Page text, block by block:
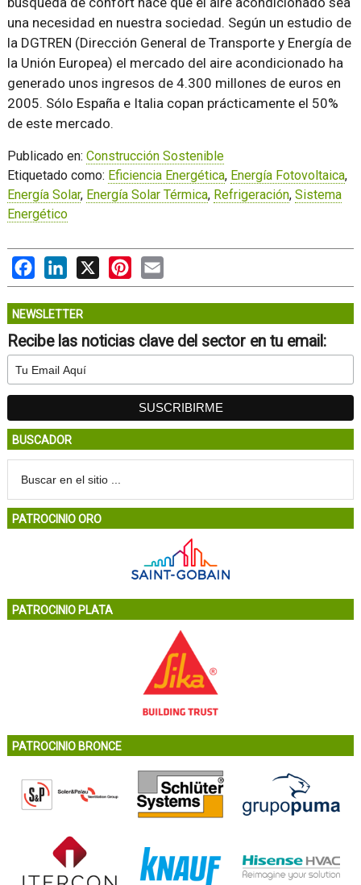
una necesidad en nuestra sociedad. Según un estudio de
la DGTREN (Dirección General de Transporte y Energía de
la Unión Europea) el mercado del aire acondicionado ha
generado unos ingresos de 4.300 millones de euros en
2005. Sólo España e Italia copan prácticamente el 50%
de este mercado.
Publicado en: Construcción Sostenible
Etiquetado como: Eficiencia Energética, Energía Fotovoltaica,
Energía Solar, Energía Solar Térmica, Refrigeración, Sistema
Energético
FacebookLinkedIn
X PinterestEmail
NEWSLETTER
Recibe las noticias clave del sector en tu email:
BUSCADOR
PATROCINIO ORO
PATROCINIO PLATA
PATROCINIO BRONCE